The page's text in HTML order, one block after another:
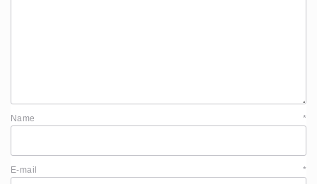
Name *
E-mail *